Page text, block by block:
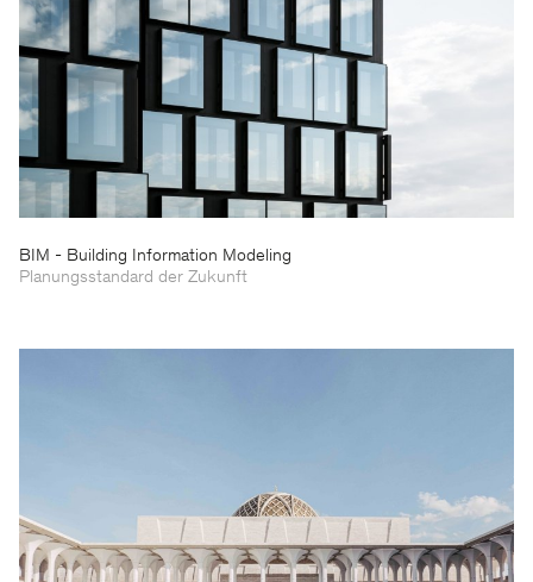
BIM - Building Information Modeling
Planungsstandard der Zukunft